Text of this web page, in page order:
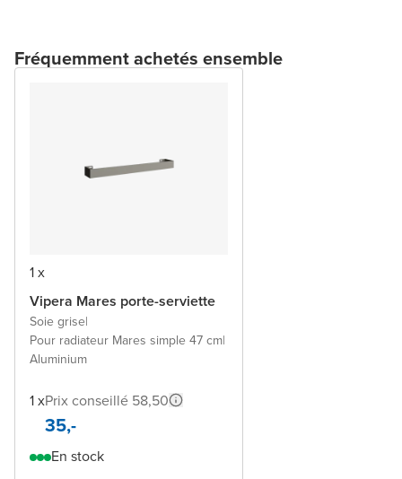
Fréquemment achetés ensemble
1 x
Vipera Mares porte-serviette
Soie grise|
Pour radiateur Mares simple 47 cm|
Aluminium
1 xPrix conseillé 58,50
35,-
En stock